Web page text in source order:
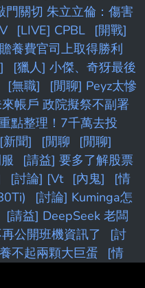
門關切 朱立立倫：傷害
[LIVE] CPBL
[開戰]
養費官司上取得勝利
[獵人] 小傑、奇犽最後
[無職]
[閒聊] Peyz太慘
帳戶 政院擬祭不副署
點整理！7千萬去投
[新聞] [閒聊
[閒聊]
[請益] 要多了解股票
[討論] [Vt [內鬼]
[情
[討論] Kuminga怎
[請益] DeepSeek 老闆
公開班機資訊了
[討
不起兩顆大巨蛋
[情